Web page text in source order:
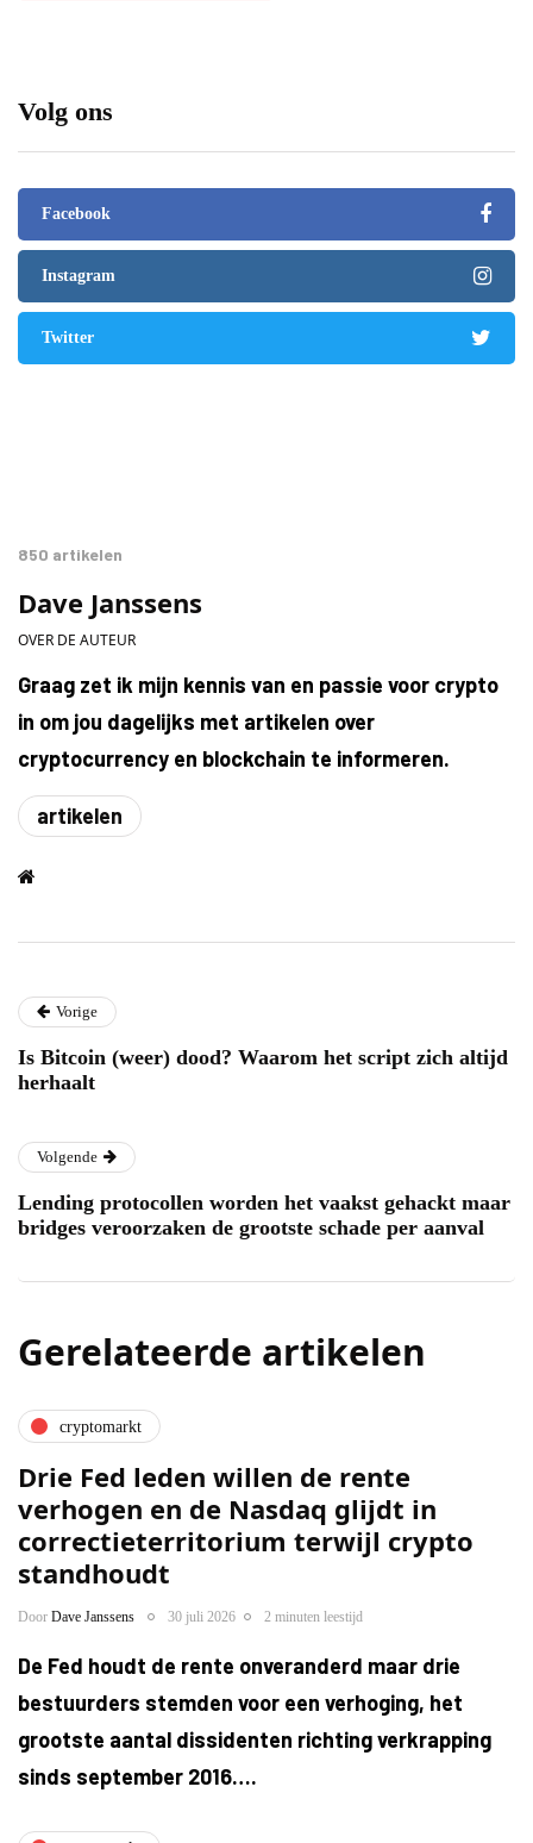
Volg ons
Facebook
Instagram
Twitter
850 artikelen
Dave Janssens
OVER DE AUTEUR
Graag zet ik mijn kennis van en passie voor crypto
in om jou dagelijks met artikelen over
cryptocurrency en blockchain te informeren.
artikelen
Vorige
Is Bitcoin (weer) dood? Waarom het script zich altijd
herhaalt
Volgende
Lending protocollen worden het vaakst gehackt maar
bridges veroorzaken de grootste schade per aanval
Gerelateerde artikelen
cryptomarkt
Drie Fed leden willen de rente
verhogen en de Nasdaq glijdt in
correctieterritorium terwijl crypto
standhoudt
Door Dave Janssens 30 juli 2026 2 minuten leestijd
De Fed houdt de rente onveranderd maar drie
bestuurders stemden voor een verhoging, het
grootste aantal dissidenten richting verkrapping
sinds september 2016….